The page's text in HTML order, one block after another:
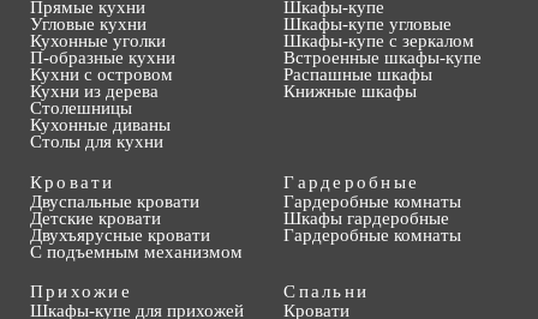
Прямые кухни
Угловые кухни
Кухонные уголки
П-образные кухни
Кухни с островом
Кухни из дерева
Столешницы
Кухонные диваны
Столы для кухни
Шкафы-купе
Шкафы-купе угловые
Шкафы-купе с зеркалом
Встроенные шкафы-купе
Распашные шкафы
Книжные шкафы
Кровати
Двуспальные кровати
Детские кровати
Двухъярусные кровати
С подъемным механизмом
Гардеробные
Гардеробные комнаты
Шкафы гардеробные
Гардеробные комнаты
Прихожие
Шкафы-купе для прихожей
Спальни
Кровати